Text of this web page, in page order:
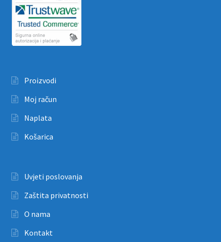
Proizvodi
Moj račun
Naplata
Košarica
Uvjeti poslovanja
Zaštita privatnosti
O nama
Kontakt